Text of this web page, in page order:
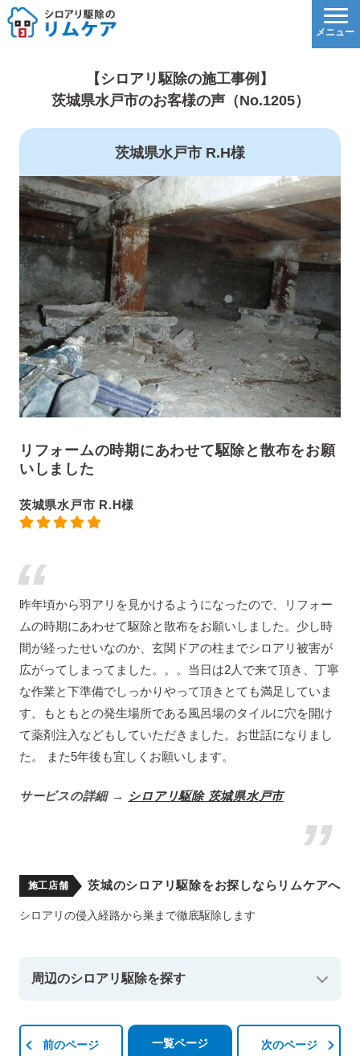
【シロアリ駆除の施工事例】
茨城県水戸市のお客様の声（No.1205）
茨城県水戸市 R.H様
リフォームの時期にあわせて駆除と散布をお願
いしました
茨城県水戸市 R.H様
昨年頃から羽アリを見かけるようになったので、リフォー
ムの時期にあわせて駆除と散布をお願いしました。少し時
間が経ったせいなのか、玄関ドアの柱までシロアリ被害が
広がってしまってました。。。当日は2人で来て頂き、丁寧
な作業と下準備でしっかりやって頂きとても満足していま
す。もともとの発生場所である風呂場のタイルに穴を開け
て薬剤注入などもしていただきました。お世話になりまし
た。 また5年後も宜しくお願いします。
サービスの詳細 → シロアリ駆除 茨城県水戸市
施工店舗 茨城のシロアリ駆除をお探しならリムケアへ
シロアリの侵入経路から巣まで徹底駆除します
周辺のシロアリ駆除を探す
前のページ 一覧ページ 次のページ